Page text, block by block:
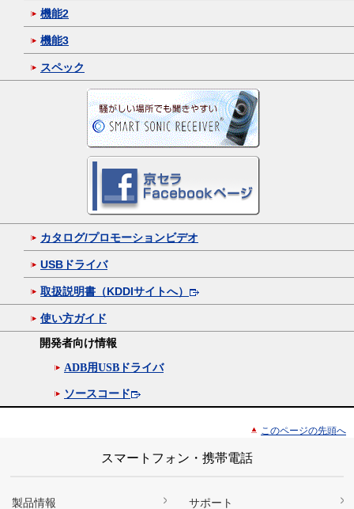
機能2
機能3
スペック
カタログ/プロモーションビデオ
USBドライバ
取扱説明書（KDDIサイトへ）
使い方ガイド
開発者向け情報
ADB用USBドライバ
ソースコード
このページの先頭へ
スマートフォン・携帯電話
製品情報 サポート